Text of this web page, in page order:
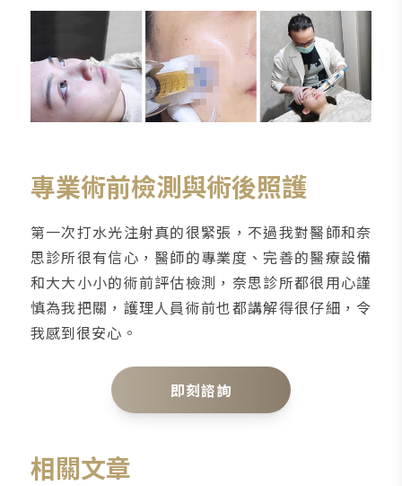
專業術前檢測與術後照護
第一次打水光注射真的很緊張，不過我對醫師和奈
思診所很有信心，醫師的專業度、完善的醫療設備
和大大小小的術前評估檢測，奈思診所都很用心謹
慎為我把關，護理人員術前也都講解得很仔細，令
我感到很安心。
即刻諮詢
相關文章